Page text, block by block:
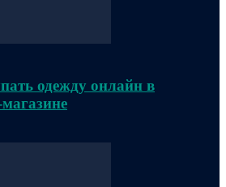
одежду онлайн в